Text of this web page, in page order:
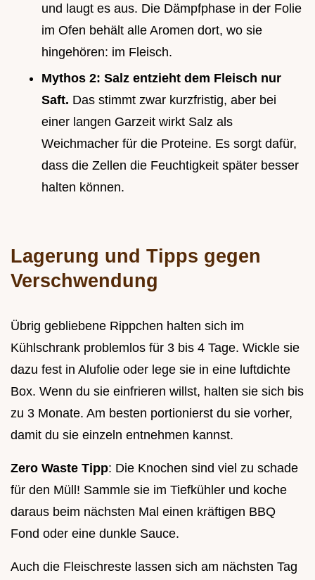
und laugt es aus. Die Dämpfphase in der Folie
im Ofen behält alle Aromen dort, wo sie
hingehören: im Fleisch.
Mythos 2: Salz entzieht dem Fleisch nur
Saft. Das stimmt zwar kurzfristig, aber bei
einer langen Garzeit wirkt Salz als
Weichmacher für die Proteine. Es sorgt dafür,
dass die Zellen die Feuchtigkeit später besser
halten können.
Lagerung und Tipps gegen
Verschwendung
Übrig gebliebene Rippchen halten sich im
Kühlschrank problemlos für 3 bis 4 Tage. Wickle sie
dazu fest in Alufolie oder lege sie in eine luftdichte
Box. Wenn du sie einfrieren willst, halten sie sich bis
zu 3 Monate. Am besten portionierst du sie vorher,
damit du sie einzeln entnehmen kannst.
Zero Waste Tipp: Die Knochen sind viel zu schade
für den Müll! Sammle sie im Tiefkühler und koche
daraus beim nächsten Mal einen kräftigen BBQ
Fond oder eine dunkle Sauce.
Auch die Fleischreste lassen sich am nächsten Tag